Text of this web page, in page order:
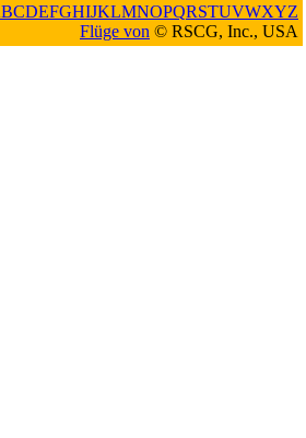
BCDEFGHIJKLMNOPQRSTUVWXYZ
Flüge von © RSCG, Inc., USA